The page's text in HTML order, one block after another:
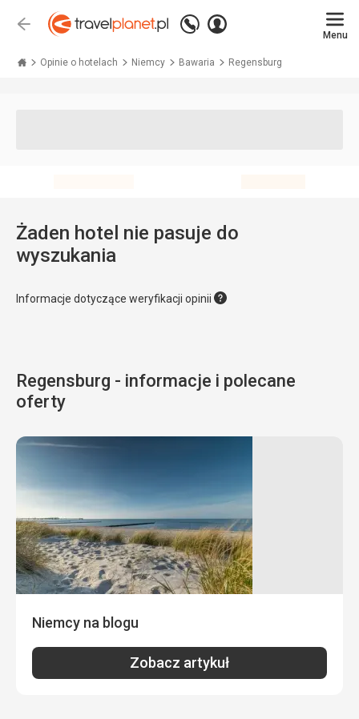
Wstecz
Zadzwoń
+48 71 771 76 55
Zaloguj
Menu
Opinie o hotelach Niemcy Bawaria Regensburg
Żaden hotel nie pasuje do
wyszukania
Informacje dotyczące weryfikacji opinii
Regensburg - informacje i polecane
oferty
Niemcy na blogu
Zobacz artykuł